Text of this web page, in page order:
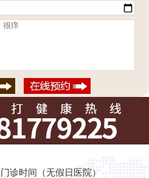
门诊时间（无假日医院）